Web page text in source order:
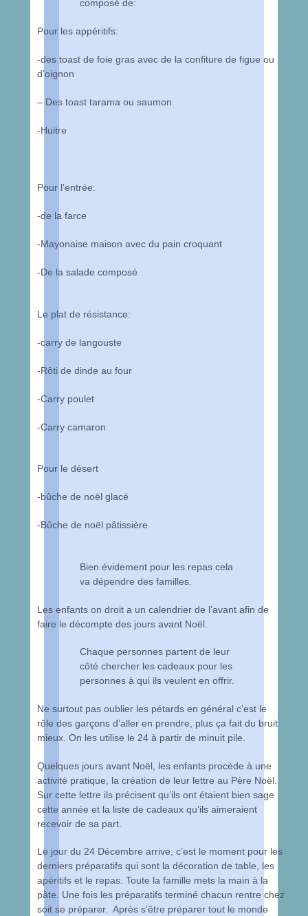
composé de:
Pour les appéritifs:
-des toast de foie gras avec de la confiture de figue ou
d’oignon
– Des toast tarama ou saumon
-Huitre
Pour l’entrée:
-de la farce
-Mayonaise maison avec du pain croquant
-De la salade composé
Le plat de résistance:
-carry de langouste
-Rôti de dinde au four
-Carry poulet
-Carry camaron
Pour le désert
-bûche de noël glacé
-Bûche de noël pâtissière
Bien évidement pour les repas cela
va dépendre des familles.
Les enfants on droit a un calendrier de l’avant afin de
faire le décompte des jours avant Noël.
Chaque personnes partent de leur
côté chercher les cadeaux pour les
personnes à qui ils veulent en offrir.
Ne surtout pas oublier les pétards en général c’est le
rôle des garçons d’aller en prendre, plus ça fait du bruit
mieux. On les utilise le 24 à partir de minuit pile.
Quelques jours avant Noël, les enfants procède à une
activité pratique, la création de leur lettre au Père Noël.
Sur cette lettre ils précisent qu’ils ont étaient bien sage
cette année et la liste de cadeaux qu’ils aimeraient
recevoir de sa part.
Le jour du 24 Décembre arrive, c’est le moment pour les
derniers préparatifs qui sont la décoration de table, les
apéritifs et le repas. Toute la famille mets la main à la
pâte. Une fois les préparatifs terminé chacun rentre chez
soit se préparer. Après s’être préparer tout le monde